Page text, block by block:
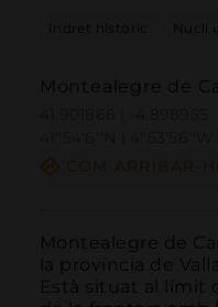
Indret històric Nucli
Montealegre de
Montealegre de
la província de
Està situat al límit